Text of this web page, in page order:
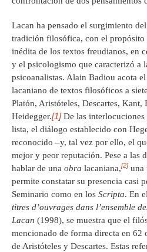
Lacan ha pensado el surgimiento
tradición filosófica, con el propósito
inédita de los textos freudianos, en
y el psicologismo que caracterizó a
psicoanalistas. Alain Badiou acota
lacaniano de textos filosóficos a
Platón, Aristóteles, Descartes,
Heidegger.[1]De las interlocuciones
lista, el diálogo establecido con
reconocido –y, tal vez por ello, el
mejor y peor reputación. Pese a las
hablar de una obra lacaniana,[2] una
permite constatar su presencia casi
Seminario como en los Scripta. En el
titres d’ouvrages dans l’ensemble
Lacan (1998), se muestra que el
mencionado de forma directa en 62
de Aristóteles y Descartes. Estas